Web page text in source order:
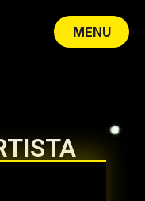
MENU